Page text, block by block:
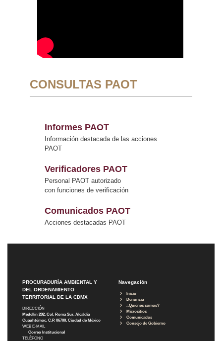
CONSULTAS PAOT
Informes PAOT
Información destacada de las acciones
PAOT
Verificadores PAOT
Personal PAOT autorizado
con funciones de verificación
Comunicados PAOT
Acciones destacadas PAOT
PROCURADURÍA AMBIENTAL Y
DEL ORDENAMIENTO
TERRITORIAL DE LA CDMX
DIRECCIÓN
Medellín 202, Col. Roma Sur, Alcaldía
Cuauhtémoc, C.P. 06700, Ciudad de México
WEB E-MAIL
Correo Institucional
TELÉFONO
Navegación
Inicio
Denuncia
¿Quiénes somos?
Micrositios
Comunicados
Consejo de Gobierno